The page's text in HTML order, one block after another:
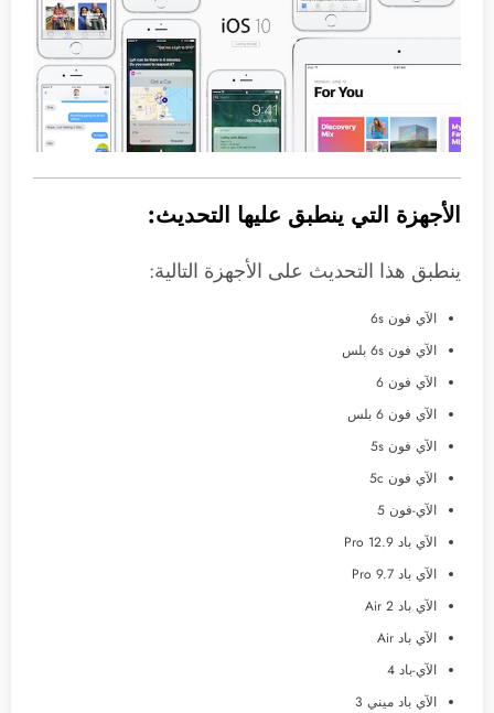
الأجهزة التي ينطبق عليها التحديث:
ينطبق هذا التحديث على الأجهزة التالية:
الآي فون 6s
الآي فون 6s بلس
الآي فون 6
الآي فون 6 بلس
الآي فون 5s
الآي فون 5c
الآي-فون 5
الآي باد Pro 12.9
الآي باد Pro 9.7
الآي باد Air 2
الآي باد Air
الآي-باد 4
الآي باد ميني 3